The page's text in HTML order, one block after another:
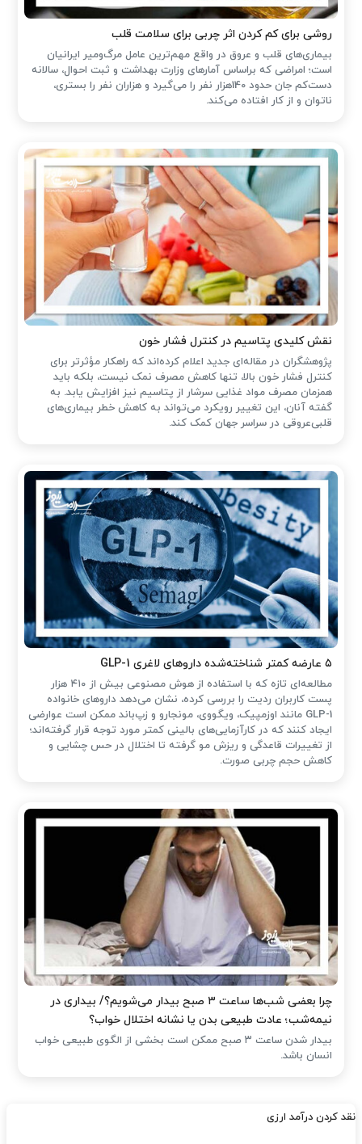
روشی برای کم کردن اثر چربی برای سلامت قلب
بیماری‌های قلب و عروق در واقع مهم‌ترین عامل مرگ‌ومیر ایرانیان
است؛ امراضی که براساس آمارهای وزارت بهداشت و ثبت احوال، سالانه
دست‌کم جان حدود 140هزار نفر را می‌گیرد و هزاران نفر را بستری،
ناتوان و از کار افتاده می‌کند.
نقش کلیدی پتاسیم در کنترل فشار خون
پژوهشگران در مقاله‌ای جدید اعلام کرده‌اند که راهکار مؤثرتر برای
کنترل فشار خون بالا، تنها کاهش مصرف نمک نیست، بلکه باید
همزمان مصرف مواد غذایی سرشار از پتاسیم نیز افزایش یابد. به
گفته آنان، این تغییر رویکرد می‌تواند به کاهش خطر بیماری‌های
قلبی‌عروقی در سراسر جهان کمک کند.
۵ عارضه کمتر شناخته‌شده داروهای لاغری GLP-1
مطالعه‌ای تازه که با استفاده از هوش مصنوعی بیش از ۴۱۰ هزار
پست کاربران ردیت را بررسی کرده، نشان می‌دهد داروهای خانواده
GLP-1 مانند اوزمپیک، ویگووی، مونجارو و زپ‌باند ممکن است عوارضی
ایجاد کنند که در کارآزمایی‌های بالینی کمتر مورد توجه قرار گرفته‌اند؛
از تغییرات قاعدگی و ریزش مو گرفته تا اختلال در حس چشایی و
کاهش حجم چربی صورت.
چرا بعضی شب‌ها ساعت ۳ صبح بیدار می‌شویم؟/ بیداری در
نیمه‌شب؛ عادت طبیعی بدن یا نشانه اختلال خواب؟
بیدار شدن ساعت ۳ صبح ممکن است بخشی از الگوی طبیعی خواب
انسان باشد.
نقد کردن درآمد ارزی